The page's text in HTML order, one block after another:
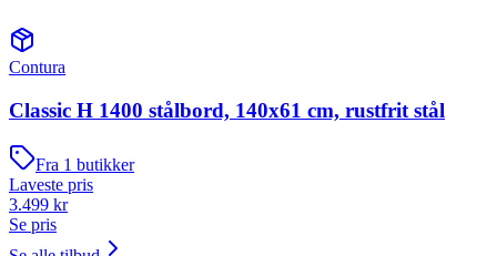
Contura
Classic H 1400 stålbord, 140x61 cm, rustfrit stål
Fra 1 butikker
Laveste pris
3.499 kr
Se pris